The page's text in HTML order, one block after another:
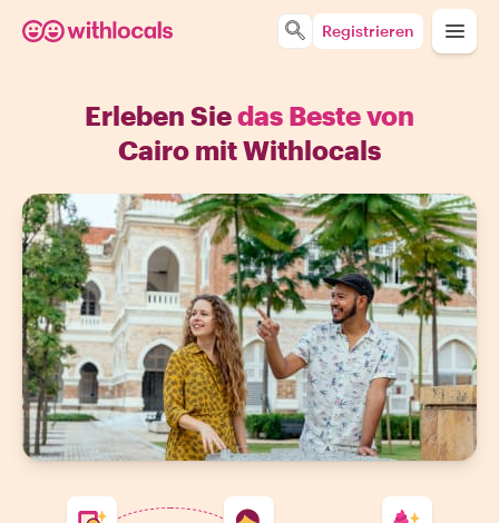
Registrieren
Erleben Siedas Beste von
Cairo mit Withlocals